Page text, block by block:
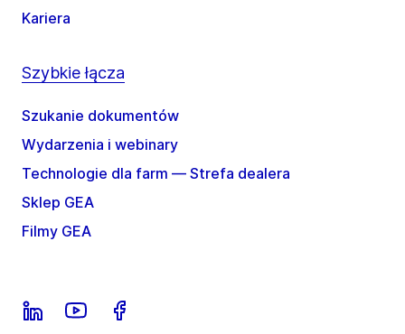
Kariera
Szybkie łącza
Szukanie dokumentów
Wydarzenia i webinary
Technologie dla farm — Strefa dealera
Sklep GEA
Filmy GEA